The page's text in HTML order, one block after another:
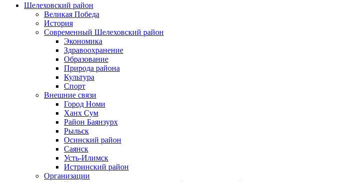
Шелеховский район
Великая Победа
История
Современный Шелеховский район
Экономика
Здравоохранение
Образование
Природа района
Культура
Спорт
Внешние связи
Город Номи
Ханх Сум
Район Баянзурх
Рыльск
Осинский район
Саянск
Усть-Илимск
Истринский район
Организации